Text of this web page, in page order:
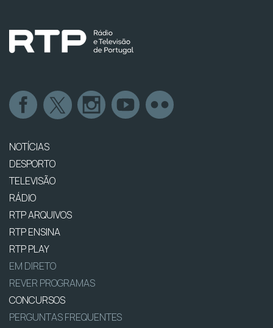
NOTÍCIAS
DESPORTO
TELEVISÃO
RÁDIO
RTP ARQUIVOS
RTP ENSINA
RTP PLAY
EM DIRETO
REVER PROGRAMAS
CONCURSOS
PERGUNTAS FREQUENTES